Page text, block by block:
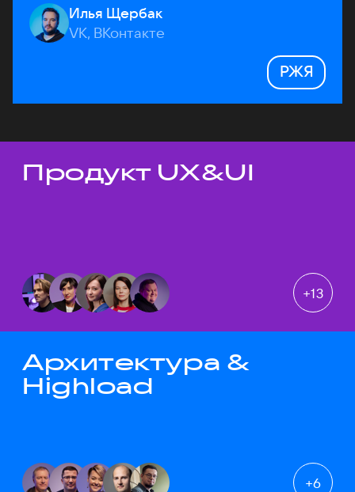
Илья Щербак
VK, ВКонтакте
РЖЯ
Темы докладов
Продукт UX&UI
+13
Архитектура &
Highload
+6